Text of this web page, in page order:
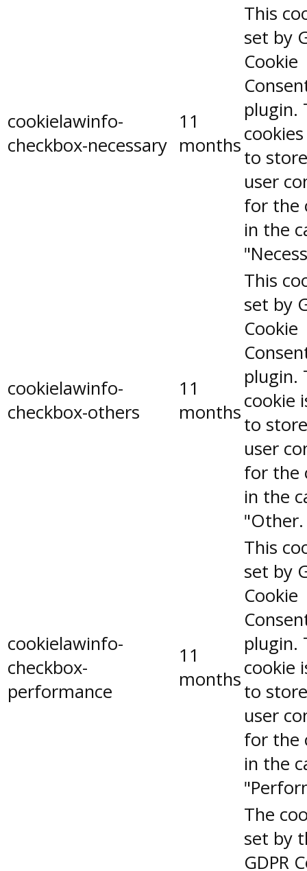
cookielawinfo-
checkbox-necessary
11
months
This
set by
Cookie
plugin.
to
user
for the
in the
cookielawinfo-
checkbox-others
11
months
This
set by
Cookie
plugin.
cookie
to
user
for the
in the
"Other.
cookielawinfo-
checkbox-
performance
11
months
This
set by
Cookie
plugin.
cookie
to
user
for the
in the
The
set by
GDPR